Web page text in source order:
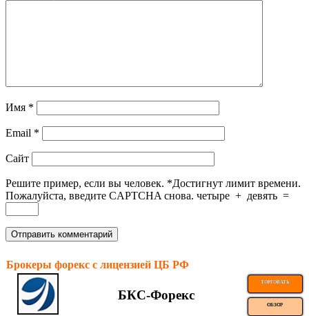
Имя *
Email *
Сайт
Решите пример, если вы человек. *Достигнут лимит времени.
Пожалуйста, введите CAPTCHA снова. четыре + девять =
Брокеры форекс с лицензией ЦБ РФ
БКС-Форекс
ТОРГОВАТЬ
ОБЗОР